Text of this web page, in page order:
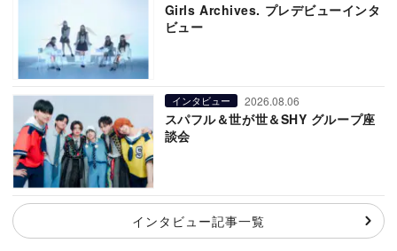
Girls Archives. プレデビューインタ
ビュー
インタビュー 2026.08.06
スパフル＆世が世＆SHY グループ座
談会
インタビュー記事一覧